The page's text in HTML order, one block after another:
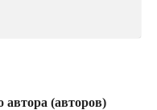
автора (авторов)